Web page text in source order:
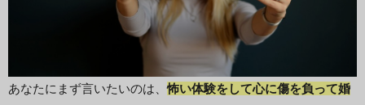
あなたにまず言いたいのは、怖い体験をして心に傷を負って婚